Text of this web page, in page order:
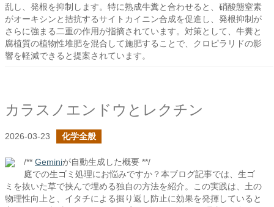
乱し、発根を抑制します。特に熟成牛糞と合わせると、硝酸態窒素
がオーキシンと拮抗するサイトカイニン合成を促進し、発根抑制が
さらに強まる二重の作用が指摘されています。対策として、牛糞と
腐植質の植物性堆肥を混合して施肥することで、クロピラリドの影
響を軽減できると提案されています。
カラスノエンドウとレクチン
2026-03-23 化学全般
/** Geminiが自動生成した概要 **/
庭での生ゴミ処理にお悩みですか？本ブログ記事では、生ゴ
ミを抜いた草で挟んで埋める独自の方法を紹介。この実践は、土の
物理性向上と、イタチによる掘り返し防止に効果を発揮していると